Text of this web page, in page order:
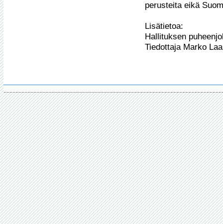
perusteita eikä
Lisätietoa:
Hallituksen
Tiedottaja Marko